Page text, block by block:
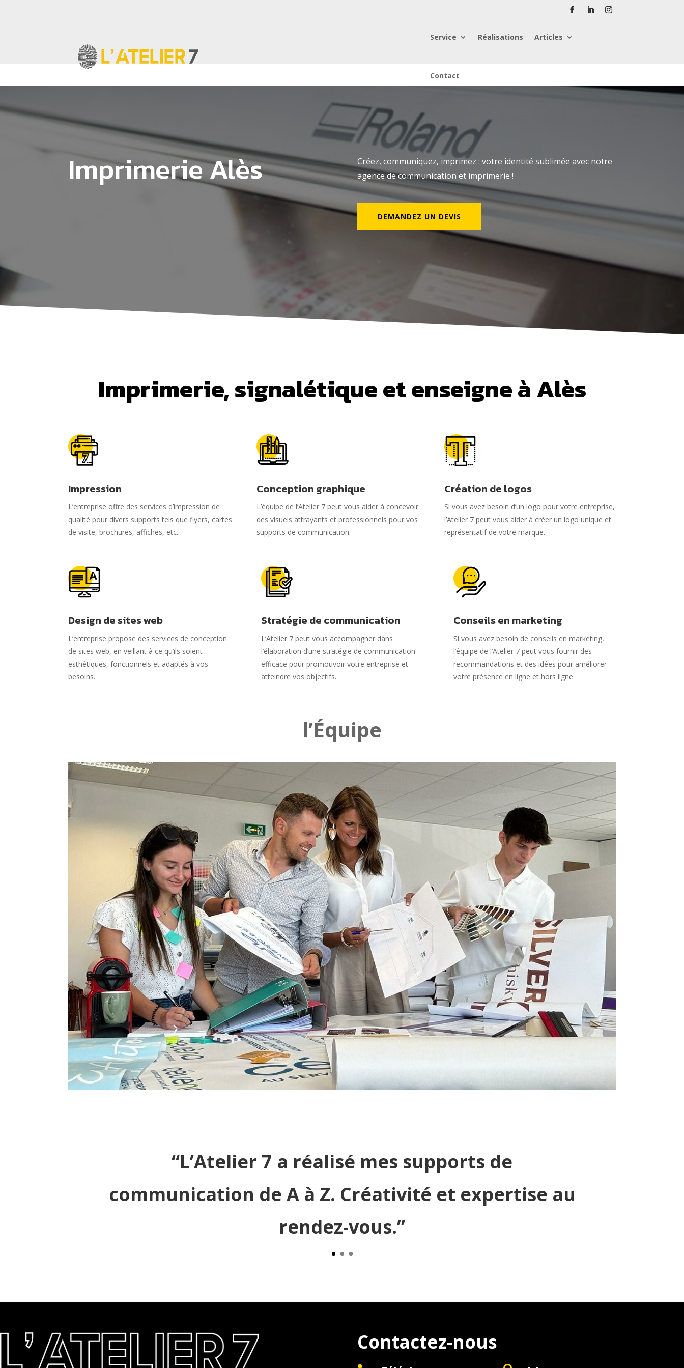
Service Réalisations Articles
Contact
Imprimerie Alès
Créez, communiquez, imprimez : votre identité sublimée avec notre
agence de communication et imprimerie !
DEMANDEZ UN DEVIS
Imprimerie, signalétique et enseigne à Alès
Impression
L’entreprise offre des services d’impression de
qualité pour divers supports tels que flyers, cartes
de visite, brochures, affiches, etc..
Conception graphique
L’équipe de l’Atelier 7 peut vous aider à concevoir
des visuels attrayants et professionnels pour vos
supports de communication.
Création de logos
Si vous avez besoin d’un logo pour votre entreprise,
l’Atelier 7 peut vous aider à créer un logo unique et
représentatif de votre marque.
Design de sites web
L’entreprise propose des services de conception
de sites web, en veillant à ce qu’ils soient
esthétiques, fonctionnels et adaptés à vos
besoins.
Stratégie de communication
L’Atelier 7 peut vous accompagner dans
l’élaboration d’une stratégie de communication
efficace pour promouvoir votre entreprise et
atteindre vos objectifs.
Conseils en marketing
Si vous avez besoin de conseils en marketing,
l’équipe de l’Atelier 7 peut vous fournir des
recommandations et des idées pour améliorer
votre présence en ligne et hors ligne
l’Équipe
“L’Atelier 7 a réalisé mes supports de
communication de A à Z. Créativité et expertise au
rendez-vous.”
Contactez-nous